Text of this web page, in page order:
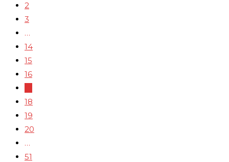
2
3
…
14
15
16
18
19
20
…
51